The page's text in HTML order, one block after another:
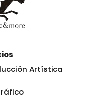
Artística